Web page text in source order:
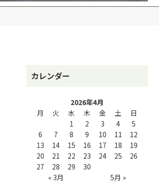
カレンダー
2026年4月
月
火 水 木 金 土 日
« 3月 5月 »
1 2 3 4
5
6
7 8 9 10 11
12
13
14 15 16 17 18
19
20
21 22 23 24 25
26
27
28 29 30